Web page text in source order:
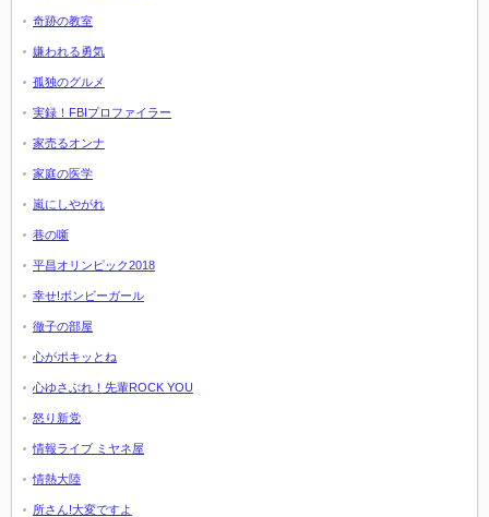
奇跡の教室
嫌われる勇気
孤独のグルメ
実録！FBIプロファイラー
家売るオンナ
家庭の医学
嵐にしやがれ
巷の噺
平昌オリンピック2018
幸せ!ボンビーガール
徹子の部屋
心がポキッとね
心ゆさぶれ！先輩ROCK YOU
怒り新党
情報ライブ ミヤネ屋
情熱大陸
所さん!大変ですよ